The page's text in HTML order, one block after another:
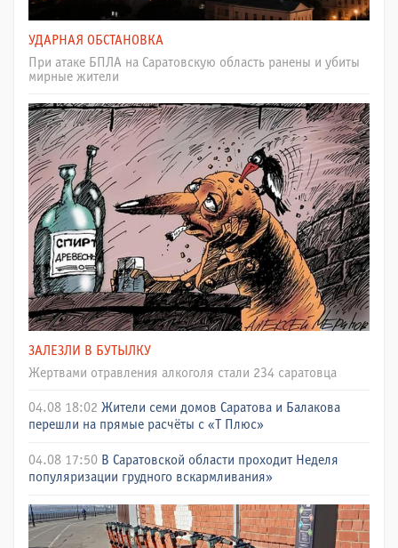
УДАРНАЯ ОБСТАНОВКА
При атаке БПЛА на Саратовскую область ранены и убиты
мирные жители
ЗАЛЕЗЛИ В БУТЫЛКУ
Жертвами отравления алкоголя стали 234 саратовца
04.08 18:02 Жители семи домов Саратова и Балакова
перешли на прямые расчёты с «Т Плюс»
04.08 17:50 В Саратовской области проходит Неделя
популяризации грудного вскармливания»